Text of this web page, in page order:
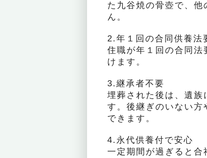
た九谷焼の骨壺で、
ん。
2.年１回の合同供養法
住職が年１回の合同法
けます。
3.継承者不要
埋葬された後は、遺族
す。後継ぎのいない方
できます。
4.永代供養付で安心
一定期間が過ぎると合